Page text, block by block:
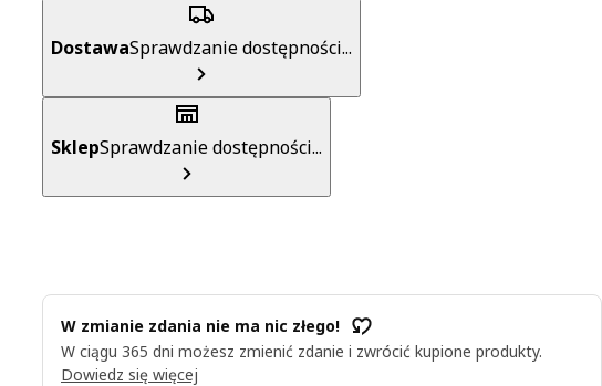
DostawaSprawdzanie dostępności...
SklepSprawdzanie dostępności...
W zmianie zdania nie ma nic złego!
W ciągu 365 dni możesz zmienić zdanie i zwrócić kupione produkty.
Dowiedz się więcej